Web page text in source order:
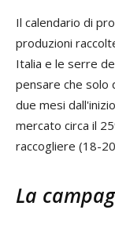
Il calendario di
produzioni
Italia e le serre
pensare che solo
due mesi
mercato circa il
raccogliere (18-
La